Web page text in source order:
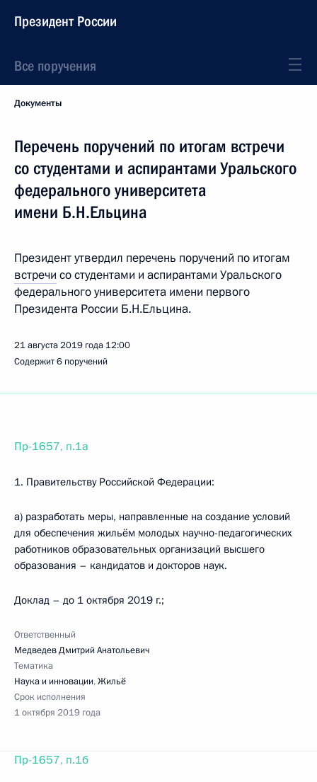
Президент России
Все поручения
Документы
Перечень поручений по итогам встречи
со студентами и аспирантами Уральского
федерального университета
имени Б.Н.Ельцина
Президент утвердил перечень поручений по итогам
встречи со студентами и аспирантами Уральского
федерального университета имени первого
Президента России Б.Н.Ельцина.
21 августа 2019 года 12:00
Содержит 6 поручений
Пр-1657, п.1а
1. Правительству Российской Федерации:
а) разработать меры, направленные на создание условий
для обеспечения жильём молодых научно-педагогических
работников образовательных организаций высшего
образования – кандидатов и докторов наук.
Доклад – до 1 октября 2019 г.;
Ответственный
Медведев Дмитрий Анатольевич
Тематика
Наука и инновации,Жильё
Срок исполнения
1 октября 2019 года
Пр-1657, п.1б